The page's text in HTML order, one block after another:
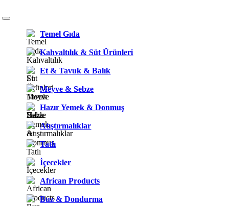
Temel Gıda
Kahvaltılık & Süt Ürünleri
Et & Tavuk & Balık
Meyve & Sebze
Hazır Yemek & Donmuş
Atıştırmalıklar
Tatlı
İçecekler
African Products
Buz & Dondurma